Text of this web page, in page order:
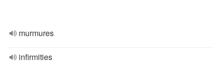
murmures
infirmities